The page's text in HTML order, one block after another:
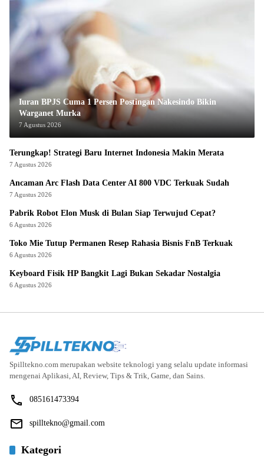
Iuran BPJS Cuma 1 Persen Postingan Nakesindo Bikin
Warganet Murka
7 Agustus 2026
Terungkap! Strategi Baru Internet Indonesia Makin Merata
7 Agustus 2026
Ancaman Arc Flash Data Center AI 800 VDC Terkuak Sudah
7 Agustus 2026
Pabrik Robot Elon Musk di Bulan Siap Terwujud Cepat?
6 Agustus 2026
Toko Mie Tutup Permanen Resep Rahasia Bisnis FnB Terkuak
6 Agustus 2026
Keyboard Fisik HP Bangkit Lagi Bukan Sekadar Nostalgia
6 Agustus 2026
Spilltekno.com merupakan website teknologi yang selalu update informasi
mengenai Aplikasi, AI, Review, Tips & Trik, Game, dan Sains.
085161473394
spilltekno@gmail.com
Kategori